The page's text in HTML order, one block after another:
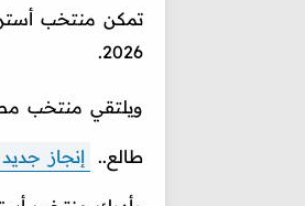
تمكن منتخب
2026.
ويلتقي منتخب مصر
طالع.. إنجاز